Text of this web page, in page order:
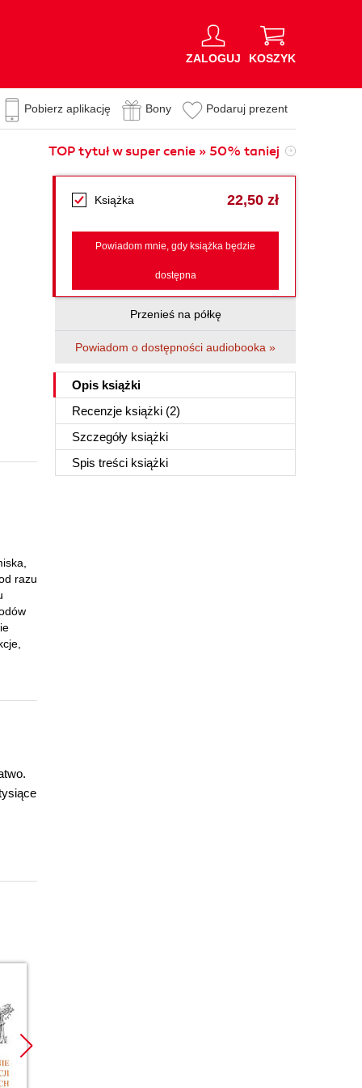
ZALOGUJ KOSZYK
Pobierz aplikację Bony Podaruj prezent
TOP tytuł w super cenie » 50% taniej
Książka 22,50 zł
Powiadom mnie, gdy książka będzie
dostępna
Przenieś na półkę
Powiadom o dostępności audiobooka »
Opis książki
Recenzje książki (2)
Szczegóły książki
Spis treści książki
razu